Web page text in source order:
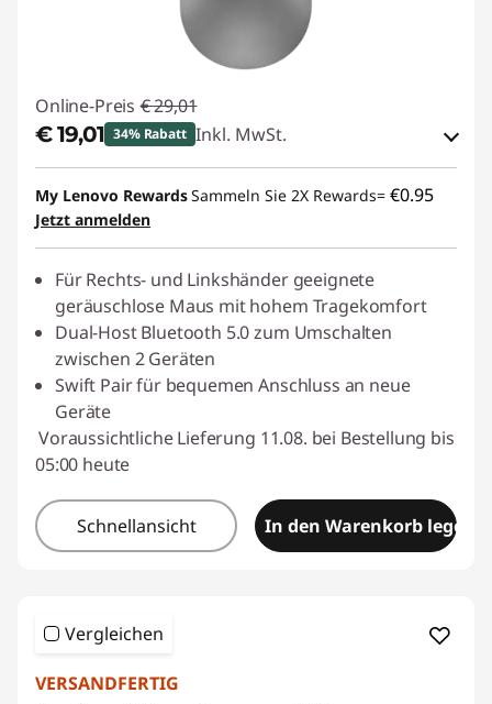
Online-Preis € 29,01
€ 19,01 34% Rabatt Inkl. MwSt.
eCoupon-Rabatt :-€ 10,00
eCoupon :BACKTOSCHOOL
My Lenovo RewardsSammeln Sie 2X Rewards= €0.95
Jetzt anmelden
Für Rechts- und Linkshänder geeignete
geräuschlose Maus mit hohem Tragekomfort
Dual-Host Bluetooth 5.0 zum Umschalten
zwischen 2 Geräten
Swift Pair für bequemen Anschluss an neue
Geräte
Voraussichtliche Lieferung 11.08. bei Bestellung bis
05:00 heute
Schnellansicht In den Warenkorb legen
Vergleichen
VERSANDFERTIG